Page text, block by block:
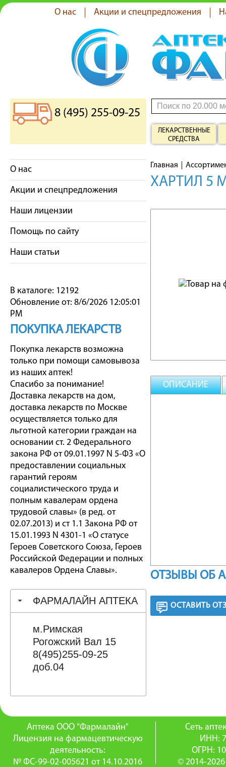
О нас Акции и спецпредложения
8 (495) 255-09-25
ЛЕКАРСТВЕННЫЕ
СРЕДСТВА
О нас
Акции и спецпредложения
Наши лицензии
Помощь по сайту
Наши статьи
В каталоге: 12192
Обновление от: 8/6/2026 12:05:01
PM
ПОКУПКА ЛЕКАРСТВ
Покупка лекарств возможна
только при помощи самовывоза
из наших аптек!
Спасибо за понимание!
Доставка лекарств на дом,
доставка лекарств по Москве
осуществляется только для
льготной категории граждан на
основании ст. 2 Федерального
закона РФ от 09.01.1997 N 5-ФЗ «О
предоставлении социальных
гарантий героям
социалистического труда и
полным кавалерам ордена
трудовой славы» (в ред. от
02.07.2013) и ст 1.1 Закона РФ от
15.01.1993 N 4301-1 «О статусе
Героев Советского Союза, Героев
Российской Федерации и полных
кавалеров Ордена Славы».
ФАРМАЛАЙН АПТЕКА
м.Римская
Рогожский Вал 15
8(495)255-09-25
доб.04
Главная
ХАРТИЛ 5
ОПИСАНИЕ
ОТЗЫВЫ ОБ
ОСТАВИТЬ
Аптека ООО "Фармалайн"
Лицензия на фармацевтическую
деятельность:
№ ФС-99-02-005621 от 14.10.2016
Сеть
ИНН:
ОГРН:
© 2014-